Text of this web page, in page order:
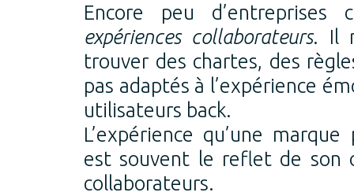
Encore peu d’entreprises
expériences collaborateurs. Il
trouver des chartes, des
pas adaptés à l’expérience
utilisateurs back.
L’expérience qu’une
est souvent le reflet de son
collaborateurs.